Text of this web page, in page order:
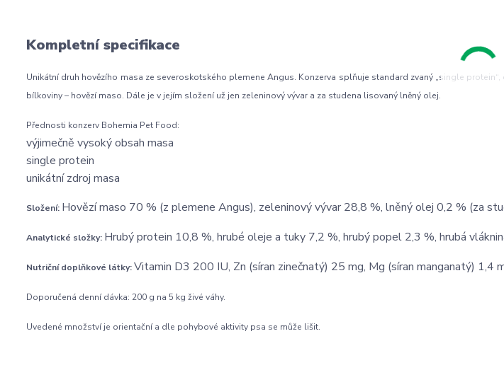
Kompletní specifikace
Unikátní druh hovězího masa ze severoskotského plemene Angus. Konzerva splňuje standard zvaný „single
bílkoviny – hovězí maso. Dále je v jejím složení už jen zeleninový vývar a za studena lisovaný lněný olej.
Přednosti konzerv Bohemia Pet Food:
výjimečně vysoký obsah masa
single protein
unikátní zdroj masa
Složení: Hovězí maso 70 % (z plemene Angus), zeleninový vývar 28,8 %, lněný olej 0,2 % (za
Analytické složky: Hrubý protein 10,8 %, hrubé oleje a tuky 7,2 %, hrubý popel 2,3 %, hrubá
Nutriční doplňkové látky:Vitamin D3 200 IU, Zn (síran zinečnatý) 25 mg, Mg (síran manganatý) 1,4
Doporučená denní dávka: 200 g na 5 kg živé váhy.
Uvedené množství je orientační a dle pohybové aktivity psa se může lišit.